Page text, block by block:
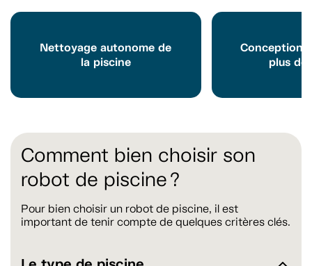
Nettoyage autonome de
la piscine
Conception
plus de
Comment bien choisir son
robot de piscine ?
Pour bien choisir un robot de piscine, il est
important de tenir compte de quelques critères clés.